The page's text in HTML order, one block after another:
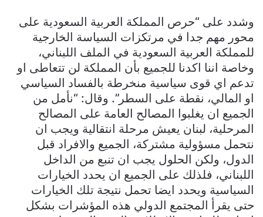
وشدد على “حرص المملكة العربية السعودية على
محور مهم جدا في مرتكزات السياسة الخارجية
للمملكة العربية السعودية في الملف اللبناني،
وخاصة اننا اكدنا للجميع بأن المملكة لن تتعاطى او
تدعم اي قوى سياسية منخرطة بالفساد السياسي
او المالي، نقطة على السطر”. وقال: “نأمل من
الجميع ان يغلبوا المصالح العامة على المصالح
المرحلية، لبنان يعيش مرحلة انتقالية ويجب ان
نتحمل مسؤولية مشتركة، الجميع والافراد قبل
الدول، ولكن الحلول يجب ان تنبع من الداخل
اللبناني، فلذلك على الجميع ان يحدد الخيارات
السياسية ويحدد ايضا تحمل نتيجة تلك الخيارات
حتى يقرأ المجتمع الدولي هذه المؤشرات بشكل